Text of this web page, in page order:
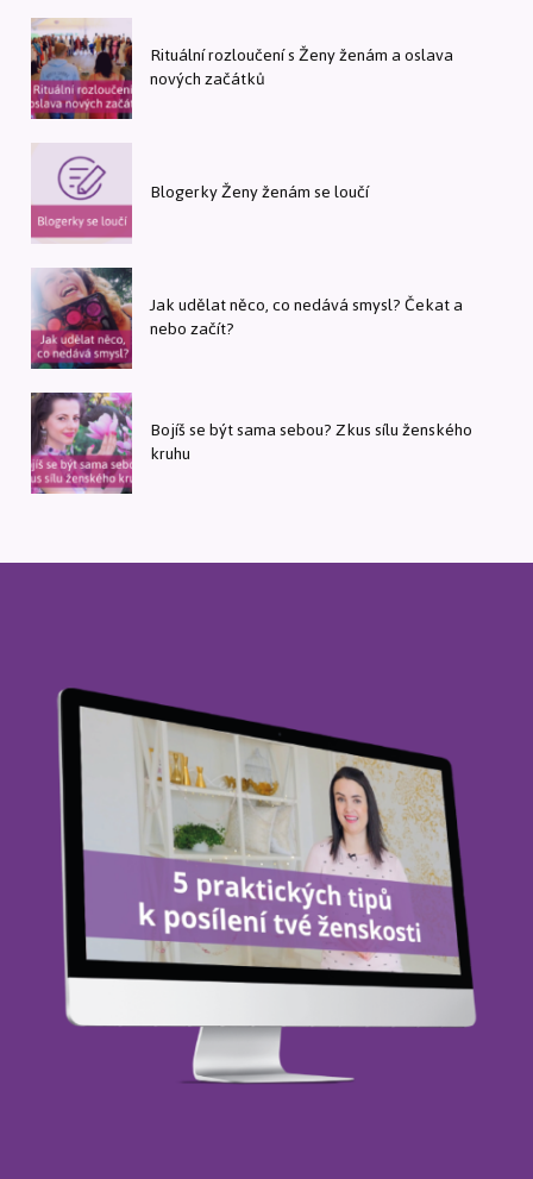
Rituální rozloučení s Ženy ženám a oslava
nových začátků
Blogerky Ženy ženám se loučí
Jak udělat něco, co nedává smysl? Čekat a
nebo začít?
Bojíš se být sama sebou? Zkus sílu ženského
kruhu